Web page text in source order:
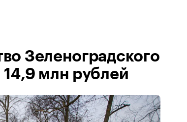
Зеленоградского
млн рублей